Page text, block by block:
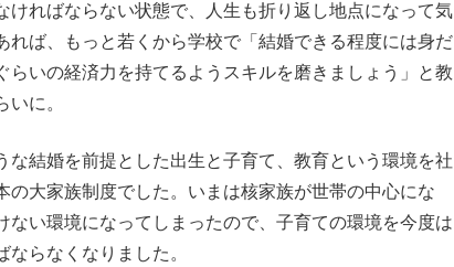
ければならない状態で、人生も折り返し地点になって気
ば、もっと若くから学校で「結婚できる程度には身だ
らいの経済力を持てるようスキルを磨きましょう」と教
に。
結婚を前提とした出生と子育て、教育という環境を社
大家族制度でした。いまは核家族が世帯の中心にな
ない環境になってしまったので、子育ての環境を今度は
らなくなりました。